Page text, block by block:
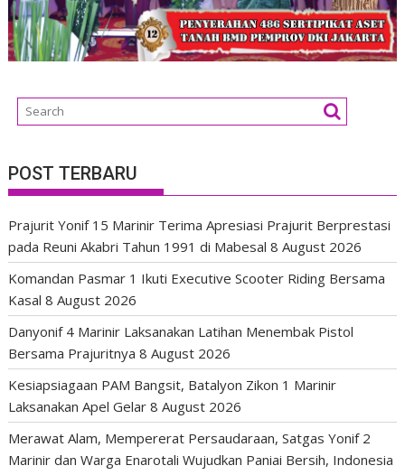
POST TERBARU
Prajurit Yonif 15 Marinir Terima Apresiasi Prajurit Berprestasi
pada Reuni Akabri Tahun 1991 di Mabesal 8 August 2026
Komandan Pasmar 1 Ikuti Executive Scooter Riding Bersama
Kasal 8 August 2026
Danyonif 4 Marinir Laksanakan Latihan Menembak Pistol
Bersama Prajuritnya 8 August 2026
Kesiapsiagaan PAM Bangsit, Batalyon Zikon 1 Marinir
Laksanakan Apel Gelar 8 August 2026
Merawat Alam, Mempererat Persaudaraan, Satgas Yonif 2
Marinir dan Warga Enarotali Wujudkan Paniai Bersih, Indonesia